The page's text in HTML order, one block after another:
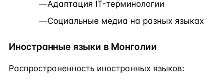
Адаптация IT-терминологии
Социальные медиа на разных языках
Иностранные языки в Монголии
Распространенность иностранных языков: